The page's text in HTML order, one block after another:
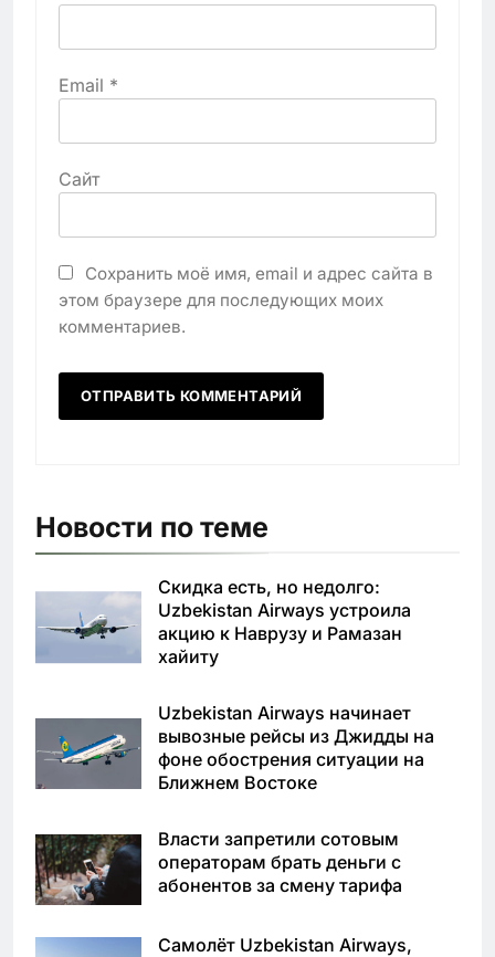
Email *
Сайт
Сохранить моё имя, email и адрес сайта в
этом браузере для последующих моих
комментариев.
Новости по теме
Скидка есть, но недолго:
Uzbekistan Airways устроила
акцию к Наврузу и Рамазан
хайиту
Uzbekistan Airways начинает
вывозные рейсы из Джидды на
фоне обострения ситуации на
Ближнем Востоке
Власти запретили сотовым
операторам брать деньги с
абонентов за смену тарифа
Самолёт Uzbekistan Airways,